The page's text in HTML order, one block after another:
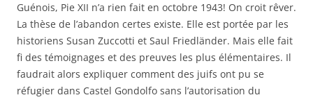
Guénois, Pie XII n’a rien fait en octobre 1943! On croit rêver.
La thèse de l’abandon certes existe. Elle est portée par les
historiens Susan Zuccotti et Saul Friedländer. Mais elle fait
fi des témoignages et des preuves les plus élémentaires. Il
faudrait alors expliquer comment des juifs ont pu se
réfugier dans Castel Gondolfo sans l’autorisation du